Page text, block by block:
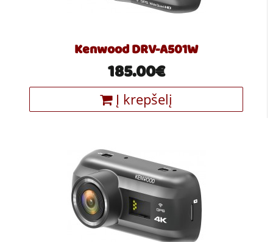
Kenwood DRV-A501W
185.00€
Į krepšelį